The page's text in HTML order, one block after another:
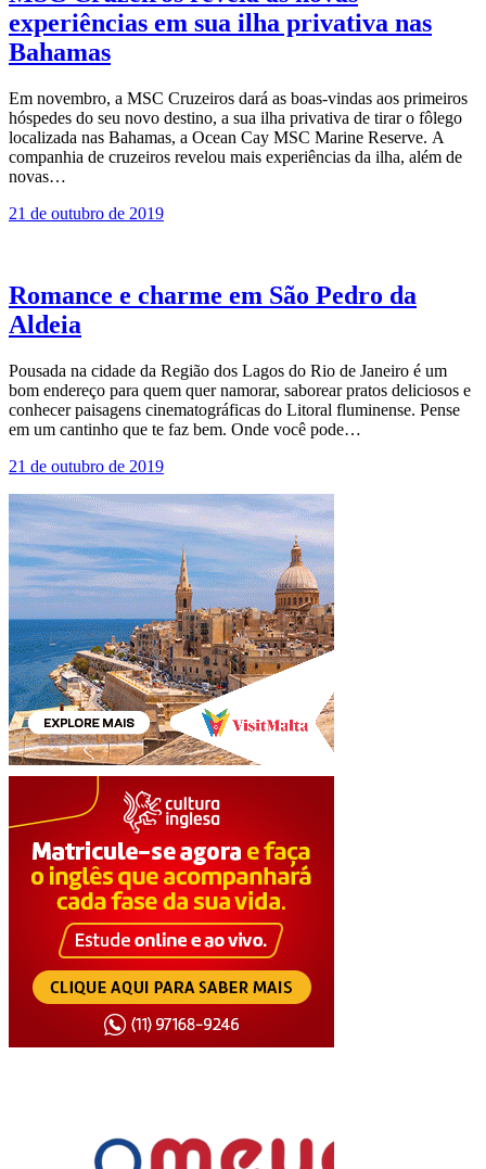
experiências em sua ilha privativa nas
Bahamas
Em novembro, a MSC Cruzeiros dará as boas-vindas aos primeiros
hóspedes do seu novo destino, a sua ilha privativa de tirar o fôlego
localizada nas Bahamas, a Ocean Cay MSC Marine Reserve. A
companhia de cruzeiros revelou mais experiências da ilha, além de
novas…
21 de outubro de 2019
Romance e charme em São Pedro da
Aldeia
Pousada na cidade da Região dos Lagos do Rio de Janeiro é um
bom endereço para quem quer namorar, saborear pratos deliciosos e
conhecer paisagens cinematográficas do Litoral fluminense. Pense
em um cantinho que te faz bem. Onde você pode…
21 de outubro de 2019